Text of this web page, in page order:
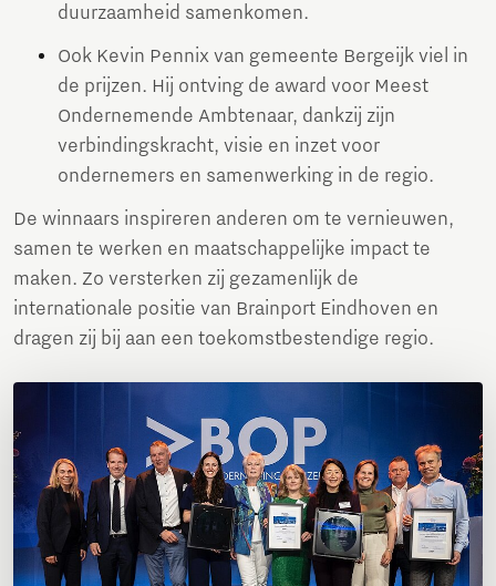
duurzaamheid samenkomen.
Ook Kevin Pennix van gemeente Bergeijk viel in
de prijzen. Hij ontving de award voor Meest
Ondernemende Ambtenaar, dankzij zijn
verbindingskracht, visie en inzet voor
ondernemers en samenwerking in de regio.
De winnaars inspireren anderen om te vernieuwen,
samen te werken en maatschappelijke impact te
maken. Zo versterken zij gezamenlijk de
internationale positie van Brainport Eindhoven en
dragen zij bij aan een toekomstbestendige regio.